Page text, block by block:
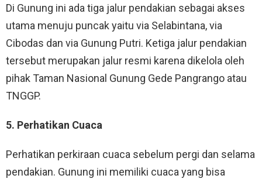
Di Gunung ini ada tiga jalur pendakian sebagai akses
utama menuju puncak yaitu via Selabintana, via
Cibodas dan via Gunung Putri. Ketiga jalur pendakian
tersebut merupakan jalur resmi karena dikelola oleh
pihak Taman Nasional Gunung Gede Pangrango atau
TNGGP.
5. Perhatikan Cuaca
Perhatikan perkiraan cuaca sebelum pergi dan selama
pendakian. Gunung ini memiliki cuaca yang bisa